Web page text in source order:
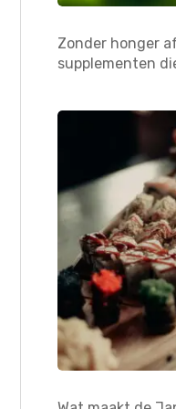
Zonder honger
supplementen